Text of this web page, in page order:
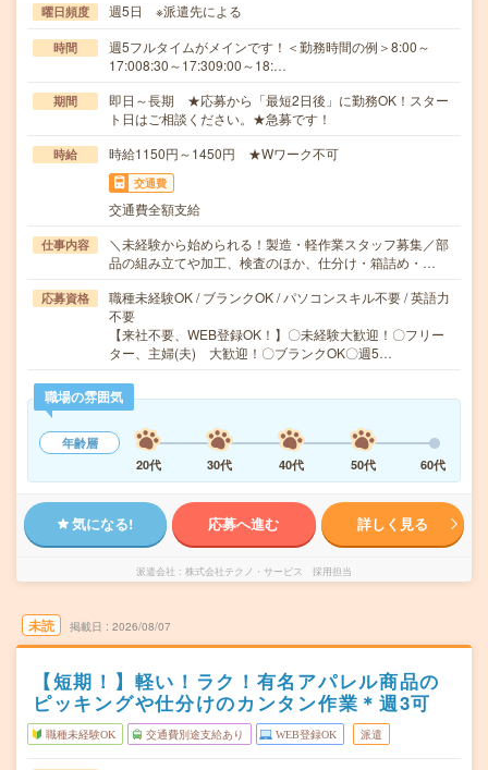
曜日頻度 週5日 ※派遣先による
時間
週5フルタイムがメインです！＜勤務時間の例＞8:00～
17:008:30～17:309:00～18:…
期間
即日～長期 ★応募から「最短2日後」に勤務OK！スター
ト日はご相談ください。★急募です！
時給 時給1150円～1450円 ★Wワーク不可
交通費
交通費全額支給
仕事内容
＼未経験から始められる！製造・軽作業スタッフ募集／部
品の組み立てや加工、検査のほか、仕分け・箱詰め・…
応募資格
職種未経験OK / ブランクOK / パソコンスキル不要 / 英語力
不要
【来社不要、WEB登録OK！】〇未経験大歓迎！〇フリー
ター、主婦(夫) 大歓迎！〇ブランクOK〇週5…
職場の雰囲気
年齢層
20代
30代 40代 50代 60代
気になる! 応募へ進む 詳しく見る
派遣会社 株式会社テクノ・サービス 採用担当
未読 掲載日 2026/08/07
【短期！】軽い！ラク！有名アパレル商品の
ピッキングや仕分けのカンタン作業＊週3可
職種未経験OK 交通費別途支給あり WEB登録OK 派遣